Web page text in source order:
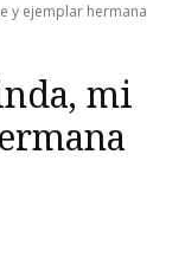
y ejemplar hermana
mi